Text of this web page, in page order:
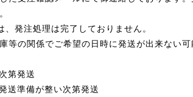
発注処理は完了しておりません。
等の関係でご希望の日時に発送が出来ない
第発送
送準備が整い次第発送